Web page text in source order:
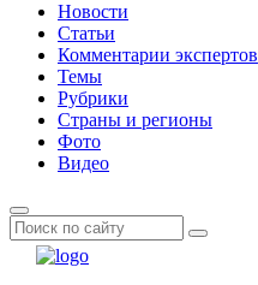
Новости
Статьи
Комментарии экспертов
Темы
Рубрики
Страны и регионы
Фото
Видео